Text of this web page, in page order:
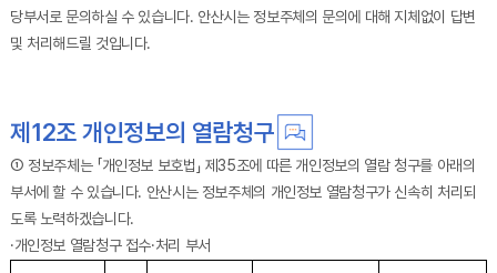
당부서로 문의하실 수 있습니다. 안산시는 정보주체의 문의에 대해 지체없이 답변
및 처리해드릴 것입니다.
제12조 개인정보의 열람청구
① 정보주체는 「개인정보 보호법」 제35조에 따른 개인정보의 열람 청구를 아래의
부서에 할 수 있습니다. 안산시는 정보주체의 개인정보 열람청구가 신속히 처리되
도록 노력하겠습니다.
·개인정보 열람청구 접수·처리 부서